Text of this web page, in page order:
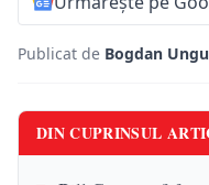
Publicat de Bogdan
DIN CUPRINSUL